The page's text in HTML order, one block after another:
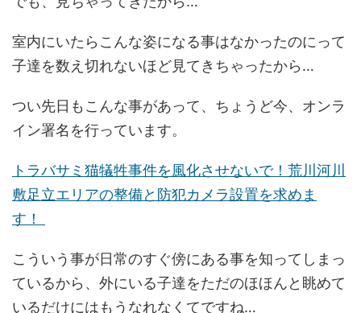
室内にいたらこんな姿になる事はなかったのにって
子達を数え切れないほど見てきちゃったから…
つい先日もこんな事があって、ちょうど今、オンラ
イン署名を行っています。
トラバサミ猫犠牲事件を風化させないで！荒川河川
敷足立エリアの整備と防犯カメラ設置を求めま
す！
こういう事が日常のすぐ傍にある事を知ってしまっ
ているから、外にいる子達をただのほほんと眺めて
いるだけにはもうなれなくてですね…